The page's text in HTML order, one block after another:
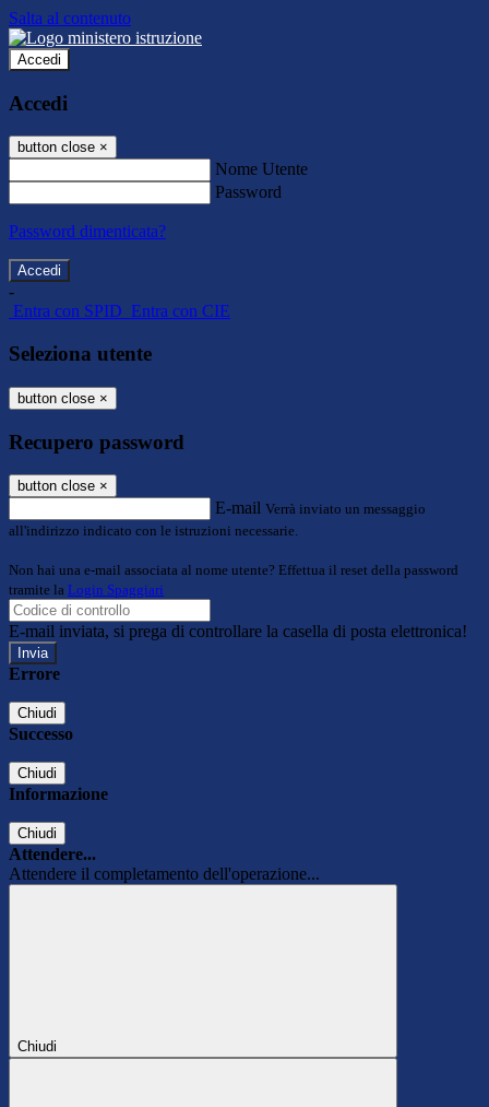
Salta al contenuto
Accedi
Accedi
button close ×
Nome Utente
Password
Password dimenticata?
-
Entra con SPID Entra con CIE
Seleziona utente
button close ×
Recupero password
button close ×
E-mail Verrà inviato un messaggio
all'indirizzo indicato con le istruzioni necessarie.
Non hai una e-mail associata al nome utente? Effettua il reset della password
tramite la Login Spaggiari
E-mail inviata, si prega di controllare la casella di posta elettronica!
Errore
Chiudi
Successo
Chiudi
Informazione
Chiudi
Attendere...
Attendere il completamento dell'operazione...
Chiudi